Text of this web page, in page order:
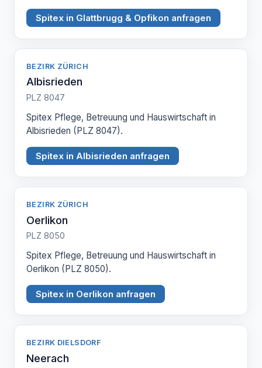
Spitex in Glattbrugg & Opfikon anfragen
BEZIRK ZÜRICH
Albisrieden
PLZ 8047
Spitex Pflege, Betreuung und Hauswirtschaft in
Albisrieden (PLZ 8047).
Spitex in Albisrieden anfragen
BEZIRK ZÜRICH
Oerlikon
PLZ 8050
Spitex Pflege, Betreuung und Hauswirtschaft in
Oerlikon (PLZ 8050).
Spitex in Oerlikon anfragen
BEZIRK DIELSDORF
Neerach